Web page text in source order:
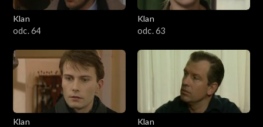
Klan
odc. 64
Klan
odc. 63
Klan
Klan